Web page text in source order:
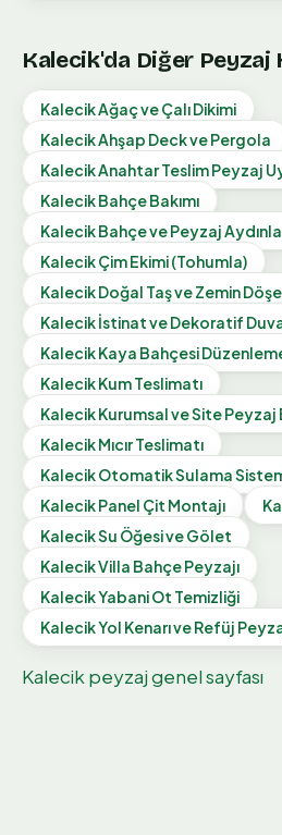
Kalecik'da Diğer
KalecikAğaç ve Çalı Dikimi
KalecikAhşap Deck ve Pergola
KalecikAnahtar Teslim Peyzaj
KalecikBahçe Bakımı
KalecikBahçe ve Peyzaj
KalecikÇim Ekimi (Tohumla)
KalecikDoğal Taş ve Zemin
Kalecikİstinat ve Dekoratif
KalecikKaya Bahçesi
KalecikKum Teslimatı
KalecikKurumsal ve Site Peyzaj
KalecikMıcır Teslimatı
KalecikOtomatik Sulama
KalecikPanel Çit Montajı
KalecikSu Öğesi ve Gölet
KalecikVilla Bahçe Peyzajı
KalecikYabani Ot Temizliği
KalecikYol Kenarı ve Refüj
Kalecik peyzaj genel sayfası